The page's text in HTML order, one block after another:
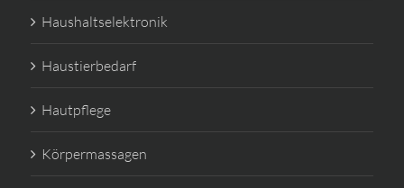
Haushaltselektronik
Haustierbedarf
Hautpflege
Körpermassagen